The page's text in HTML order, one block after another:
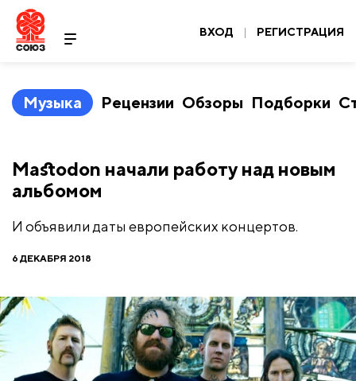
ВХОД | РЕГИСТРАЦИЯ
Музыка Рецензии Обзоры Подборки
Mastodon начали работу над новым
альбомом
И объявили даты европейских концертов.
6 ДЕКАБРЯ 2018